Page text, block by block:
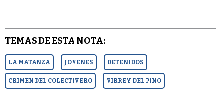
TEMAS DE ESTA NOTA:
LA MATANZA JOVENES DETENIDOS
CRIMEN DEL COLECTIVERO VIRREY DEL PINO